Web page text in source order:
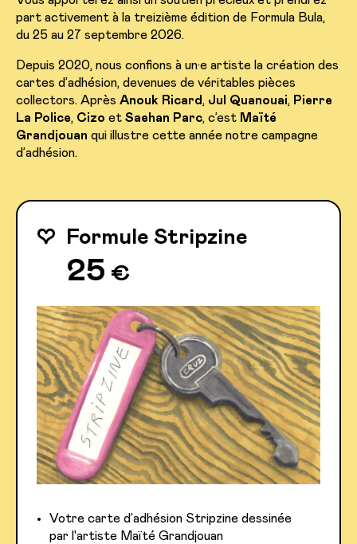
part activement à la treizième édition de Formula Bula,
du 25 au 27 septembre 2026.
Depuis 2020, nous confions à un·e artiste la création des
cartes d’adhésion, devenues de véritables pièces
collectors. Après Anouk Ricard , Jul Quanouai, Pierre
La Police, Cizo et Saehan Parc, c’est Maïté
Grandjouan qui illustre cette année notre campagne
d’adhésion.
♡ Formule Stripzine
25€
Votre carte d’adhésion Stripzine dessinée
par l'artiste Maïté Grandjouan